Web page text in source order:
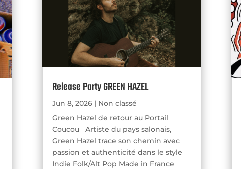
Release Party GREEN HAZEL
Jun 8, 2026| Non classé
Green Hazel de retour au Portail
Coucou Artiste du pays salonais,
Green Hazel trace son chemin avec
passion et authenticité dans le style
Indie Folk/Alt Pop Made in France